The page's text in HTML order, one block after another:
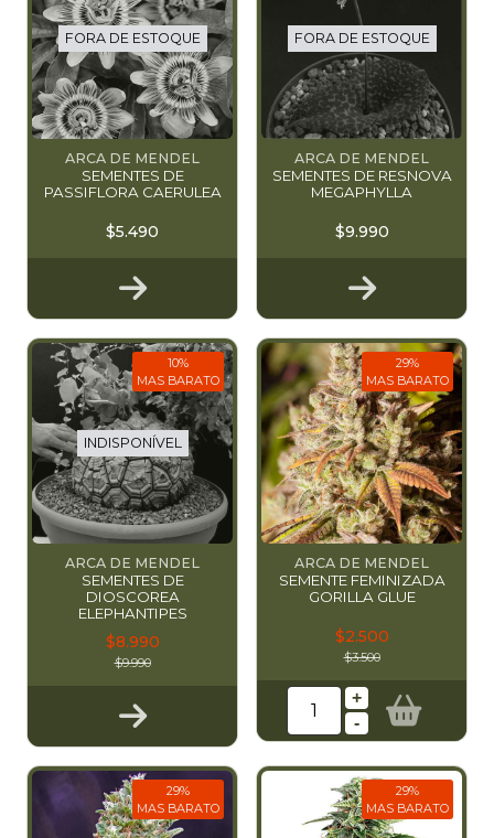
FORA DE ESTOQUE
ARCA DE MENDEL
SEMENTES DE
PASSIFLORA CAERULEA
$5.490
FORA DE ESTOQUE
ARCA DE MENDEL
SEMENTES DE RESNOVA
MEGAPHYLLA
$9.990
10%
MAS BARATO
INDISPONÍVEL
ARCA DE MENDEL
SEMENTES DE
DIOSCOREA
ELEPHANTIPES
$8.990
$9.990
29%
MAS BARATO
ARCA DE MENDEL
SEMENTE FEMINIZADA
GORILLA GLUE
$2.500
$3.500
+
-
29%
MAS BARATO
29%
MAS BARATO